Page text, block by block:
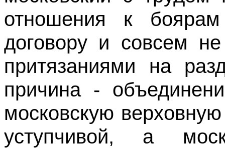
отношения к
договору и совсем
притязаниями на
причина -
московскую
уступчивой, а